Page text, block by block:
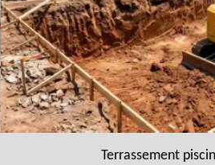
Terrassement